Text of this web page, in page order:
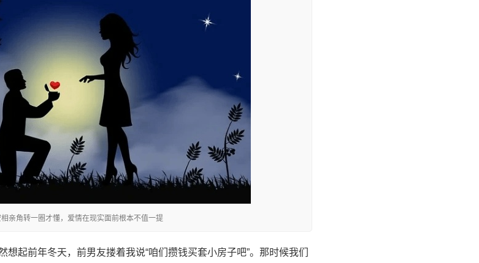
相亲角转一圈才懂，爱情在现实面前根本不值一提
起前年冬天，前男友搂着我说“咱们攒钱买套小房子吧”。那时候我们